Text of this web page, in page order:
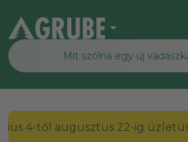
arrow_drop_down
4-től augusztus 22-ig